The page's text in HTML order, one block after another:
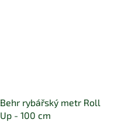
Behr rybářský metr Roll
Up - 100 cm